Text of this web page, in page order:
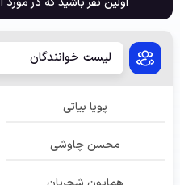
لیست خوانندگان
پویا بیاتی
محسن چاوشی